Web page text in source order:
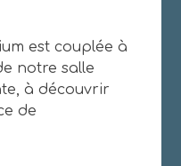
est couplée à
notre salle
à découvrir
de